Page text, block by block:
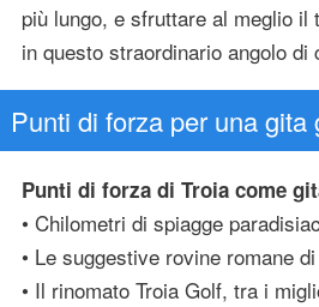
più lungo, e sfruttare al meglio il
in questo straordinario angolo di
Punti di forza per una gita
Punti di forza di Troia come
• Chilometri di spiagge
• Le suggestive rovine romane
• Il rinomato Troia Golf, tra i